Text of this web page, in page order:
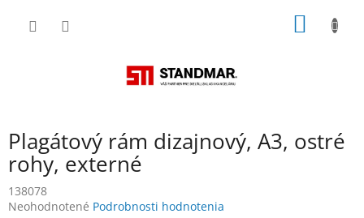
Plagátový rám dizajnový, A3, ostré
rohy, externé
138078
Priemerné
Neohodnotené Podrobnosti hodnotenia